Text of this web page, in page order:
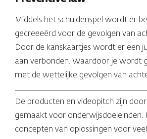
Middels het schuldenspel wordt er
gecreeeërd voor de gevolgen van
Door de kanskaartjes wordt er een
aan verbonden. Waardoor je wordt
met de wettelijke gevolgen van
De producten en videopitch zijn
gemaakt voor onderwijsdoeleinden.
concepten van oplossingen voor